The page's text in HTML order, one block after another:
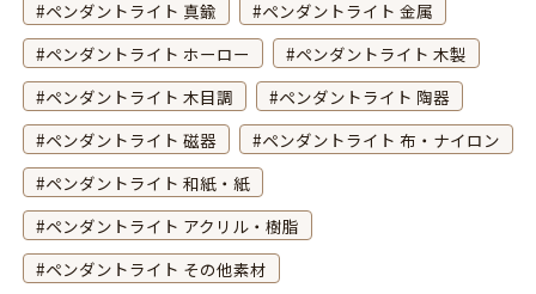
ペンダントライト 真鍮
ペンダントライト 金属
ペンダントライト ホーロー
ペンダントライト 木製
ペンダントライト 木目調
ペンダントライト 陶器
ペンダントライト 磁器
ペンダントライト 布・ナイロン
ペンダントライト 和紙・紙
ペンダントライト アクリル・樹脂
ペンダントライト その他素材